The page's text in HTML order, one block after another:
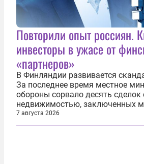
Повторили опыт россиян.
инвесторы в ужасе от
«партнеров»
В Финляндии развивается
За последнее время местное
обороны сорвало десять сделок
недвижимостью, заключенных
фирмами с китайским
заявили, что они могли
7 августа 2026